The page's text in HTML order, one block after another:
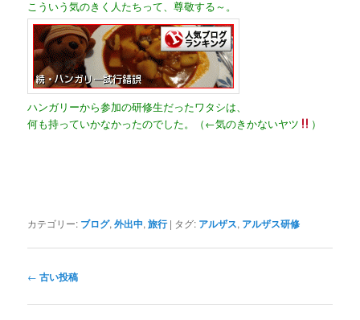
こういう気のきく人たちって、尊敬する～。
ハンガリーから参加の研修生だったワタシは、
何も持っていかなかったのでした。（←気のきかないヤツ
）
カテゴリー: ブログ,外出中,旅行 | タグ: アルザス, アルザス研修
投
ナ
← 古い投稿